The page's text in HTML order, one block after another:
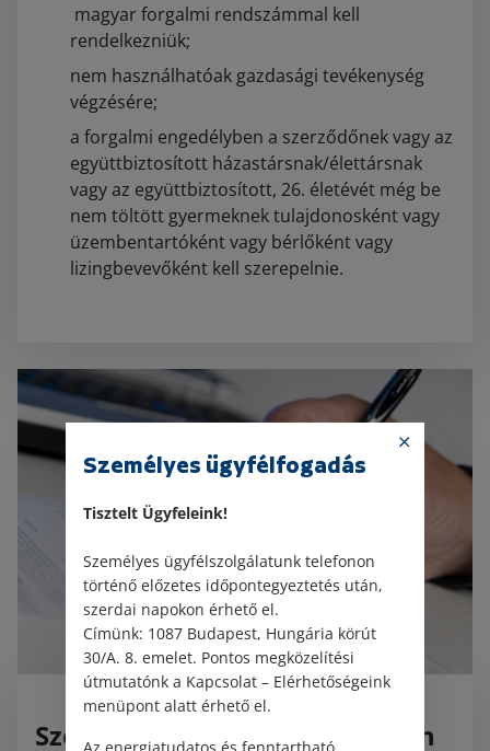
magyar forgalmi rendszámmal kell
rendelkezniük;
nem használhatóak gazdasági tevékenység
végzésére;
a forgalmi engedélyben a szerződőnek vagy az
együttbiztosított házastársnak/élettársnak
vagy az együttbiztosított, 26. életévét még be
nem töltött gyermeknek tulajdonosként vagy
üzembentartóként vagy bérlőként vagy
lizingbevevőként kell szerepelnie.
Szeretném, ha a továbbiakban
Személyes ügyfélfogadás
Tisztelt Ügyfeleink!
Személyes ügyfélszolgálatunk telefonon
történő előzetes időpontegyeztetés után,
szerdai napokon érhető el.
Címünk: 1087 Budapest, Hungária körút
30/A. 8. emelet. Pontos megközelítési
útmutatónk a Kapcsolat – Elérhetőségeink
menüpont alatt érhető el.